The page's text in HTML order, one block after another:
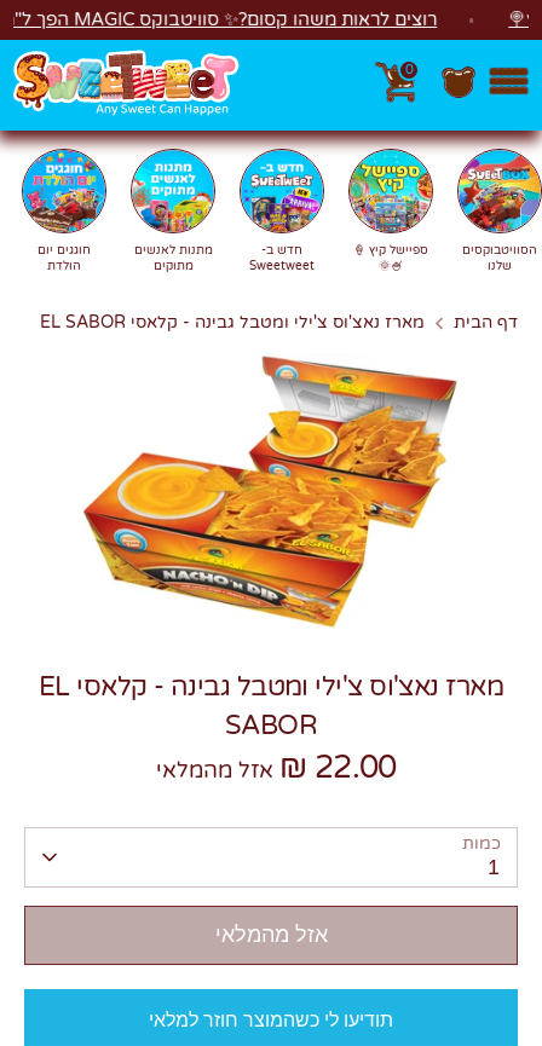
דלג רוצים לראות משהו קסום?✨ סוויטבוקס MAGIC הפך ל"מכונת משחקים"! 🎁🕹️
0
חפשחיפוש
הסוויטבוקסים
שלנו
ספיישל קיץ 🍦
🍧🌞
חדש ב-
Sweetweet
מתנות לאנשים
מתוקים
חוגגים יום
הולדת
דף הבית מארז נאצ'וס צ'ילי ומטבל גבינה - קלאסי EL SABOR
מארז נאצ'וס צ'ילי ומטבל גבינה - קלאסי EL
SABOR
22.00 ₪ אזל מהמלאי
כמות
1
אזל מהמלאי
תודיעו לי כשהמוצר חוזר למלאי